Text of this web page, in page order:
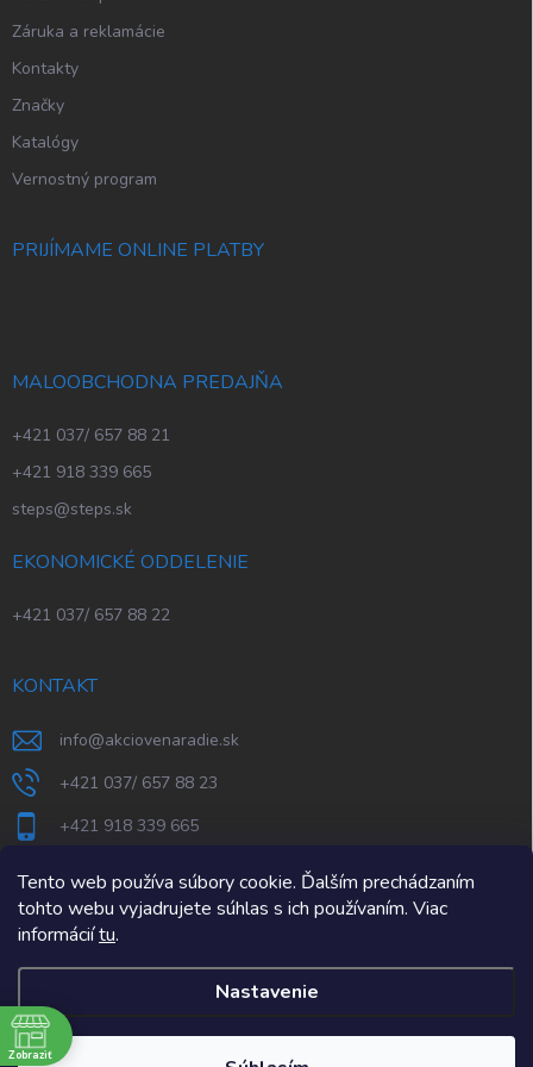
Tento web používa súbory cookie. Ďalším prechádzaním
tohto webu vyjadrujete súhlas s ich používaním. Viac
informáciítu.
Nastavenie
Záruka a reklamácie
Kontakty
Značky
Katalógy
Vernostný program
PRIJÍMAME ONLINE PLATBY
MALOOBCHODNA PREDAJŇA
+421 037/ 657 88 21
+421 918 339 665
steps@steps.sk
EKONOMICKÉ ODDELENIE
+421 037/ 657 88 22
KONTAKT
info@akciovenaradie.sk
+421 037/ 657 88 23
+421 918 339 665
STEPS Nitra
AkcioveNaradie.sk
Zobraziť